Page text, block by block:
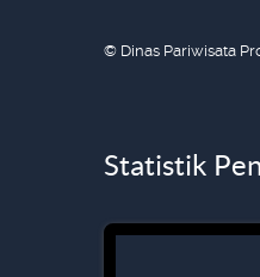
© Dinas Pariwisata
Statistik